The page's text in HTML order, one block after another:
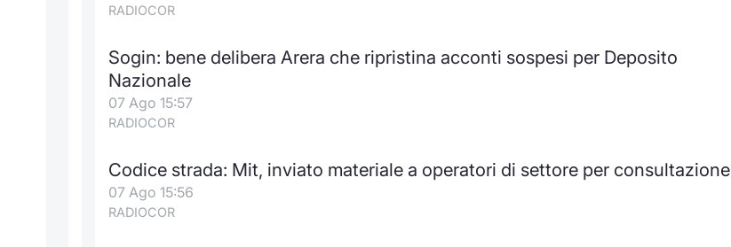
RADIOCOR
Sogin: bene delibera Arera che ripristina acconti sospesi per Deposito
Nazionale
07 Ago 15:57
RADIOCOR
Codice strada: Mit, inviato materiale a operatori di settore per consultazione
07 Ago 15:56
RADIOCOR